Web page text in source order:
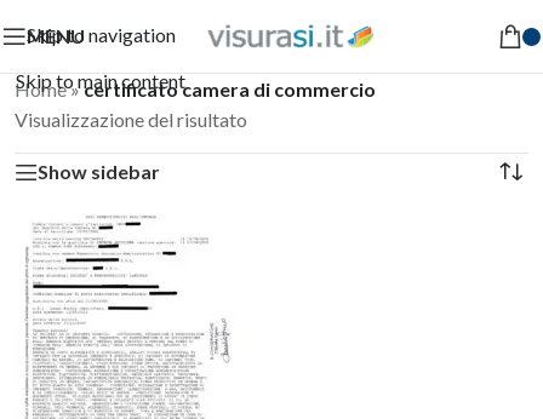
Skip to navigation
Skip to main content
MENU
Home»certificato camera di commercio
Visualizzazione del risultato
Show sidebar